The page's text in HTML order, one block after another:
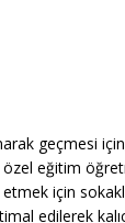
geçmesi
özel eğitim
için
edilerek